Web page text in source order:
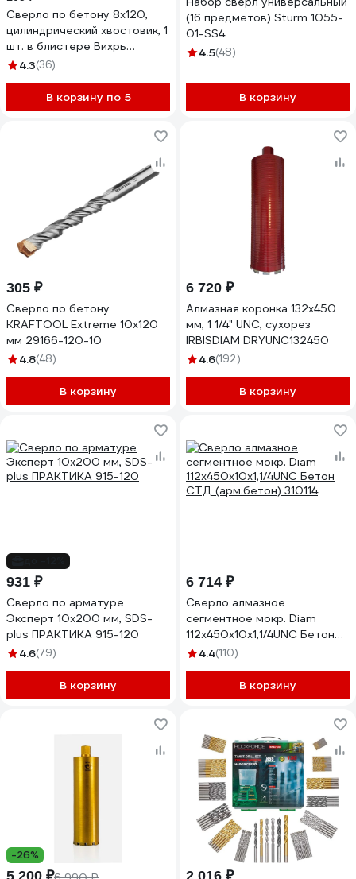
Сверло по бетону 8x120,
цилиндрический хвостовик, 1
шт. в блистере Вихрь
73/10/6/16
4.3(36)
В корзину по 5
(16 предметов) Sturm 1055-
01-SS4
4.5(48)
В корзину
305 ₽
Сверло по бетону
KRAFTOOL Extreme 10x120
мм 29166-120-10
4.8(48)
В корзину
6 720 ₽
Алмазная коронка 132x450
мм, 1 1/4" UNC, сухорез
IRBISDIAM DRYUNC132450
4.6(192)
В корзину
931 ₽
Сверло по арматуре
Эксперт 10х200 мм, SDS-
plus ПРАКТИКА 915-120
4.6(79)
В корзину
6 714 ₽
Сверло алмазное
сегментное мокр. Diam
112x450х10х1,1/4UNC Бетон
СТД (арм.бетон) 310114
4.4(110)
В корзину
-26%
5 200 ₽ 2 016 ₽